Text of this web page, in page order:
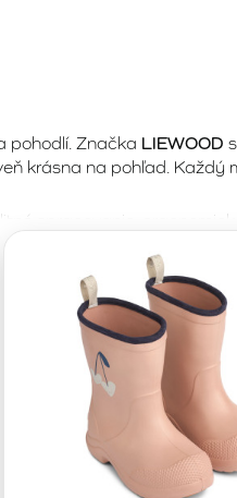
pohodlí. Značka LIEWOOD
krásna na pohľad. Každý
spracovanie,
pripravené
a dizajnom. Ide o vedomú
s pršiplášťmi a